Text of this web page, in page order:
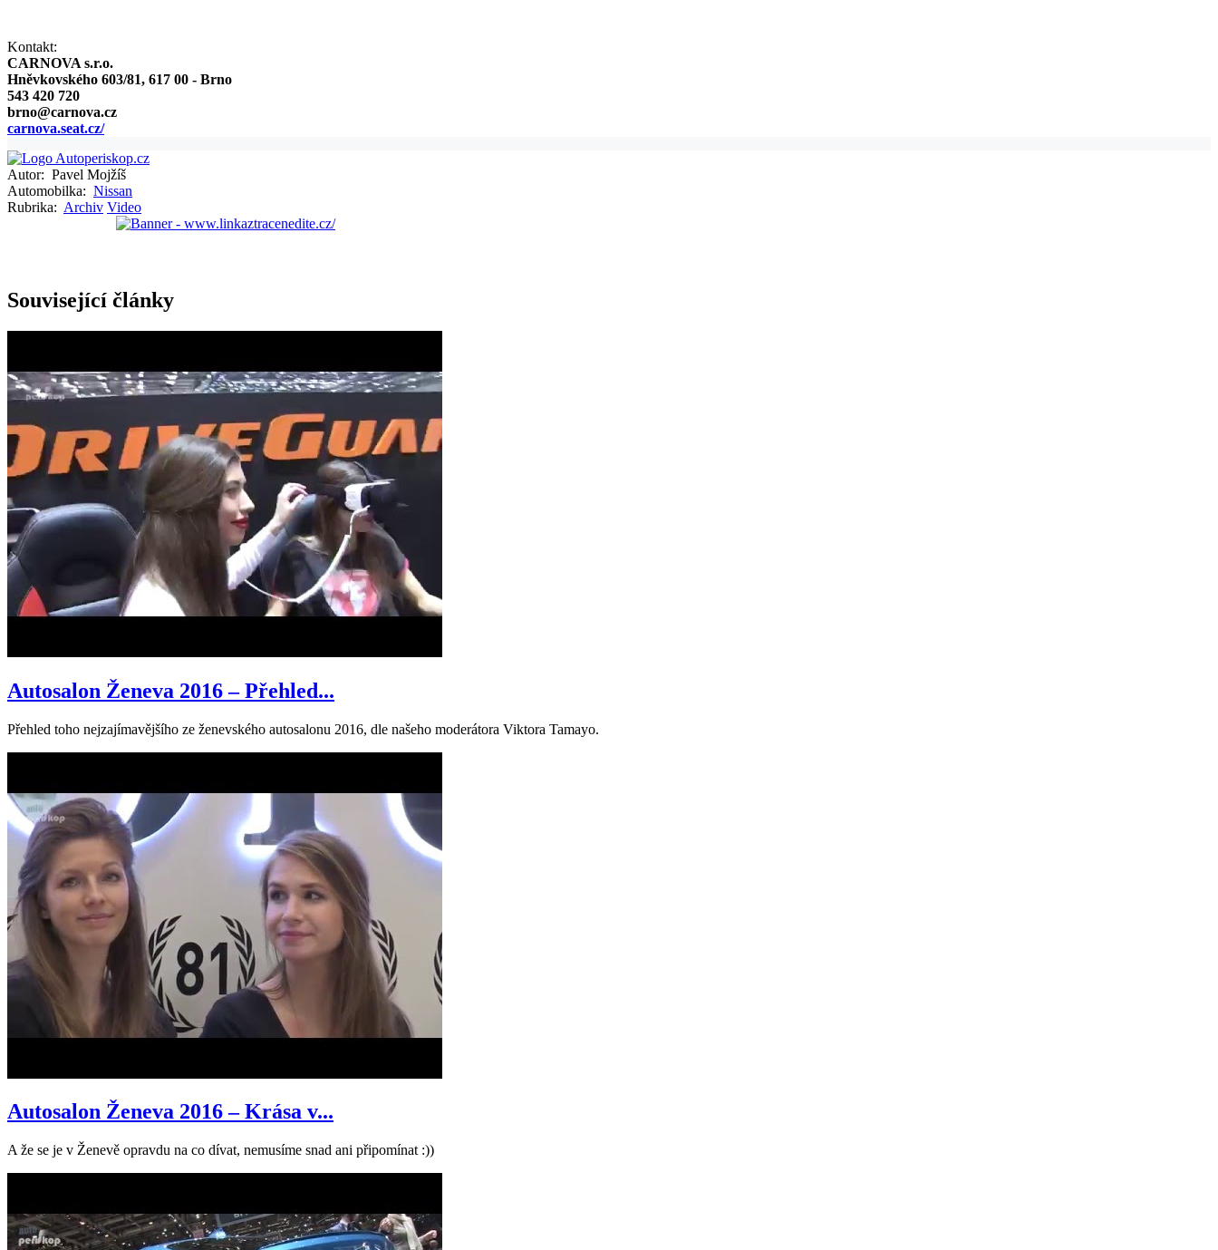
Kontakt:
CARNOVA s.r.o.
Hněvkovského 603/81, 617 00 - Brno
543 420 720
brno@carnova.cz
carnova.seat.cz/
Autor: Pavel Mojžíš
Automobilka: Nissan
Rubrika: Archiv Video
Související články
Autosalon Ženeva 2016 – Přehled...
Přehled toho nejzajímavějšího ze ženevského autosalonu 2016, dle našeho moderátora Viktora Tamayo.
Autosalon Ženeva 2016 – Krása v...
A že se je v Ženevě opravdu na co dívat, nemusíme snad ani připomínat :))